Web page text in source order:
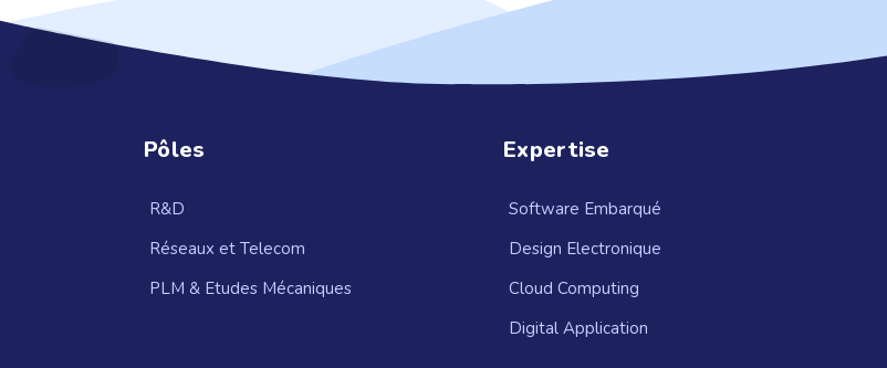
Pôles
R&D
Réseaux et Telecom
PLM & Etudes Mécaniques
Expertise
Software Embarqué
Design Electronique
Cloud Computing
Digital Application